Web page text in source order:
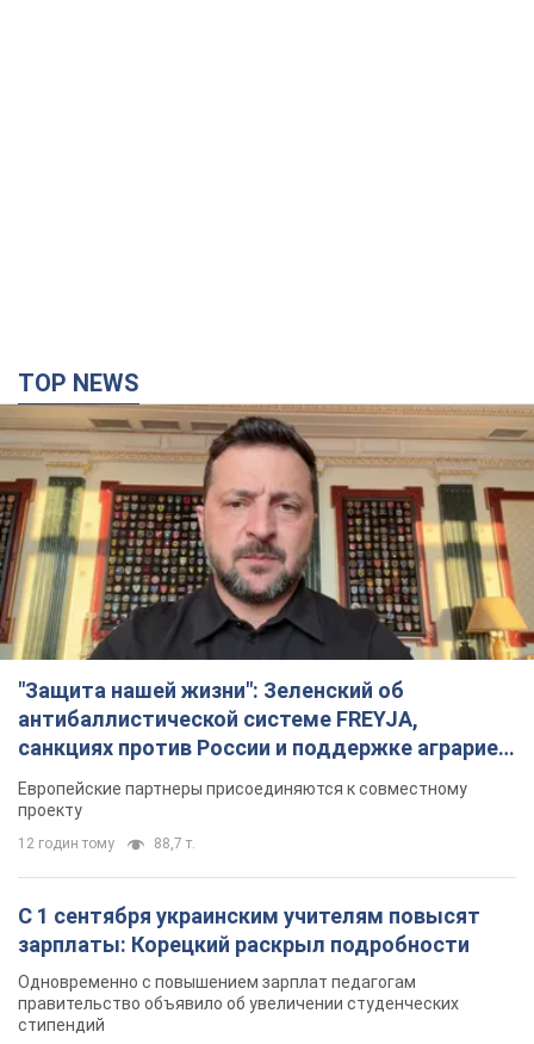
TOP NEWS
"Защита нашей жизни": Зеленский об
антибаллистической системе FREYJA,
санкциях против России и поддержке аграриев.
Видео
Европейские партнеры присоединяются к совместному
проекту
12 годин тому 88,7 т.
С 1 сентября украинским учителям повысят
зарплаты: Корецкий раскрыл подробности
Одновременно с повышением зарплат педагогам
правительство объявило об увеличении студенческих
стипендий